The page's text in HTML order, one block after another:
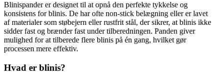
Blinispander er designet til at opnå den perfekte tykkelse og
konsistens for blinis. De har ofte non-stick belægning eller er lavet
af materialer som støbejern eller rustfrit stål, der sikrer, at blinis ikke
sidder fast og brænder fast under tilberedningen. Panden giver
mulighed for at tilberede flere blinis på én gang, hvilket gør
processen mere effektiv.
Hvad er blinis?